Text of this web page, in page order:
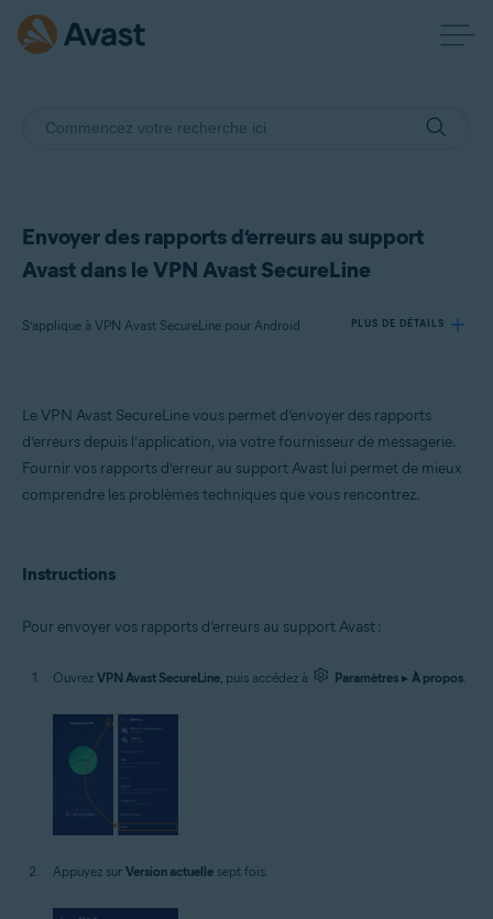
Envoyer des rapports d’erreurs au support
Avast dans le VPN Avast SecureLine
S’applique à VPN Avast SecureLine pour Android PLUS DE DÉTAILS
Produits:
VPN Avast SecureLine 6.x pour Android
Le VPN Avast SecureLine vous permet d’envoyer des rapports
d’erreurs depuis l’application, via votre fournisseur de messagerie.
Fournir vos rapports d’erreur au support Avast lui permet de mieux
comprendre les problèmes techniques que vous rencontrez.
Instructions
Pour envoyer vos rapports d’erreurs au support Avast :
Ouvrez VPN Avast SecureLine, puis accédez à Paramètres▸ À propos.
Appuyez sur Version actuelle sept fois.